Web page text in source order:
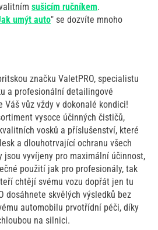
sušicím ručníkem.
umýt auto" se dozvíte mnoho
značku ValetPRO, specialistu
a profesionální detailingové
Váš vůz vždy v dokonalé kondici!
vysoce účinných čističů,
vosků a příslušenství, které
a dlouhotrvající ochranu všech
jsou vyvíjeny pro maximální účinnost,
použití jak pro profesionály, tak
chtějí svému vozu dopřát jen tu
dosáhnete skvělých výsledků bez
automobilu prvotřídní péči, díky
na silnici.